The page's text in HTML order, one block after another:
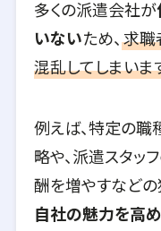
多くの派遣会社が
いないため、 求職
混乱してしまいま
例えば、特定の
略や、派遣スタッ
酬を増やすなどの
自社の魅力を高